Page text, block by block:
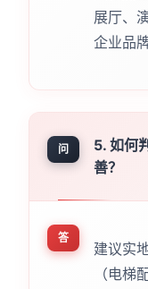
展厅、
企业品
问
5. 如何
善？
答
建议实
（电